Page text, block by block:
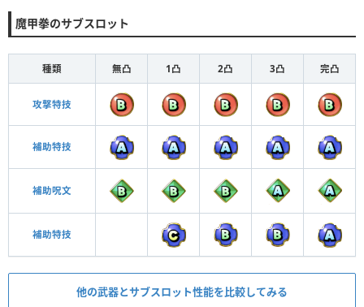
魔甲拳のサブスロット
種類 無凸 1凸 2凸 3凸 完凸
攻撃特技
補助特技
補助呪文
補助特技
他の武器とサブスロット性能を比較してみる